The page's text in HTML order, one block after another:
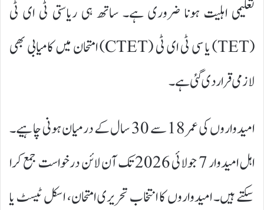
تعلیمی اہلیت ہونا ضروری ہے۔ ساتھ ہی ریاستی ٹی ای ٹی
(TET) یا سی ٹی ای ٹی (CTET) امتحان میں کامیابی بھی
لازمی قرار دی گئی ہے۔
امیدواروں کی عمر 18 سے 30 سال کے درمیان ہونی چاہیے۔
اہل امیدوار 7 جولائی 2026 تک آن لائن درخواست جمع کرا
سکتے ہیں۔ امیدواروں کا انتخاب تحریری امتحان، اسکل ٹیسٹ یا